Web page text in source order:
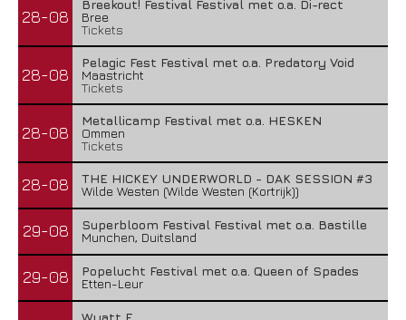
28-08
Breekout! Festival Festival met o.a. Di-rect
Bree
Tickets
28-08
Pelagic Fest Festival met o.a. Predatory Void
Maastricht
Tickets
28-08
Metallicamp Festival met o.a. HESKEN
Ommen
Tickets
28-08
THE HICKEY UNDERWORLD - DAK SESSION #3
Wilde Westen (Wilde Westen (Kortrijk))
29-08
Superbloom Festival Festival met o.a. Bastille
Munchen, Duitsland
29-08
Popelucht Festival met o.a. Queen of Spades
Etten-Leur
Wyatt E.